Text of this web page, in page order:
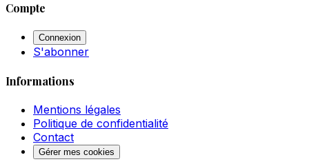
Compte
Connexion
S'abonner
Informations
Mentions légales
Politique de confidentialité
Contact
Gérer mes cookies